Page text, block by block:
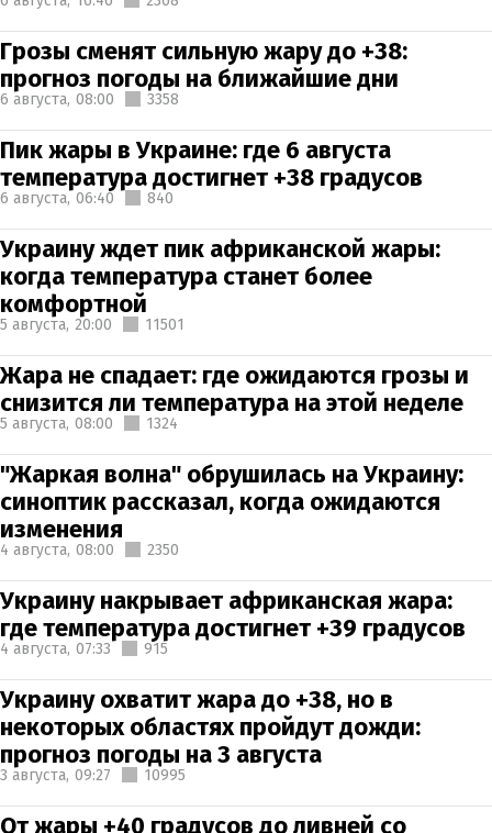
Грозы сменят сильную жару до +38:
прогноз погоды на ближайшие дни
6 августа, 08:00 3358
Пик жары в Украине: где 6 августа
температура достигнет +38 градусов
6 августа, 06:40 840
Украину ждет пик африканской жары:
когда температура станет более
комфортной
5 августа, 20:00 11501
Жара не спадает: где ожидаются грозы и
снизится ли температура на этой неделе
5 августа, 08:00 1324
"Жаркая волна" обрушилась на Украину:
синоптик рассказал, когда ожидаются
изменения
4 августа, 08:00 2350
Украину накрывает африканская жара:
где температура достигнет +39 градусов
4 августа, 07:33 915
Украину охватит жара до +38, но в
некоторых областях пройдут дожди:
прогноз погоды на 3 августа
3 августа, 09:27 10995
От жары +40 градусов до ливней со